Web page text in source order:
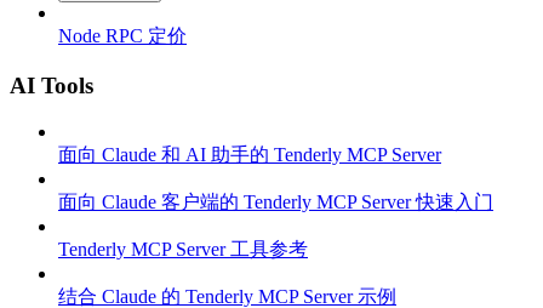
Node RPC 定价
AI Tools
面向 Claude 和 AI 助手的 Tenderly MCP Server
面向 Claude 客户端的 Tenderly MCP Server 快速入门
Tenderly MCP Server 工具参考
结合 Claude 的 Tenderly MCP Server 示例